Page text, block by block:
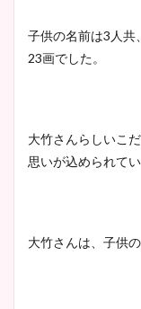
子供の名前は3人共
23画でした。
大竹さんらしいこ
思いが込められて
大竹さんは、子供